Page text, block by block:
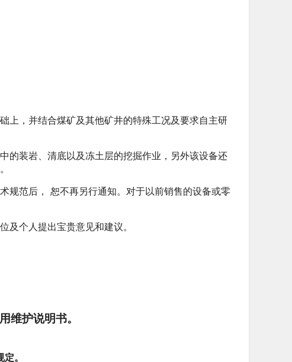
上，并结合煤矿及其他矿井的特殊工况及要求自主研
的装岩、清底以及冻土层的挖掘作业，另外该设备还
规范后， 恕不再另行通知。对于以前销售的设备或零
及个人提出宝贵意见和建议。
维护说明书。
。